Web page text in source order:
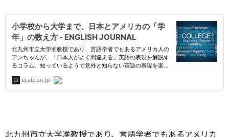
北九州市立大学准教授であり、言語学者でもあるアメリカ